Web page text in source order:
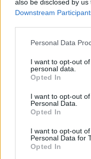
also be disclosed by
Downstream
Personal Data
I want to opt-out
personal data.
Opted In
I want to opt-out
Personal Data.
Opted In
I want to opt-out
Personal Data for
Opted In
Dexamfetamine (446)
ADHD - psychostimulantia
Euthyrox (436)
Schildklier -
De reviews op
goedkeuring, om zo te
een review voor een
reviews alleen een
die van de eigenaar
ervaringen kunnen